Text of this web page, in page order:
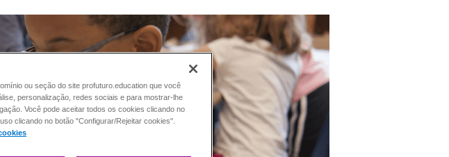
ou seção do site profuturo.education que você
personalização, redes sociais e para mostrar-lhe
Você pode aceitar todos os cookies clicando no
clicando no botão "Configurar/Rejeitar cookies".